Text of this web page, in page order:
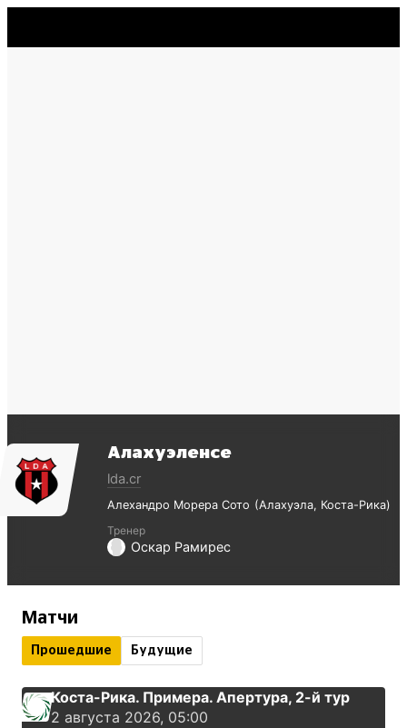
Алахуэленсе
lda.cr
Алехандро Морера Сото Алахуэла Коста-Рика
Тренер
Оскар Рамирес
Матчи
Прошедшие Будущие
Коста-Рика. Примера. Апертура, 2-й тур
2 августа 2026, 05:00